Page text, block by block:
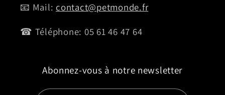
📧 Mail: contact@petmonde.fr
☎ Téléphone: 05 61 46 47 64
Abonnez-vous à notre newsletter